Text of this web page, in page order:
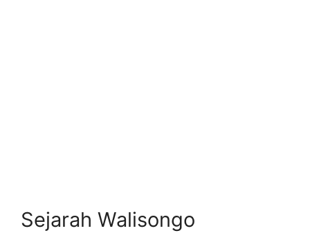
Sejarah Walisongo